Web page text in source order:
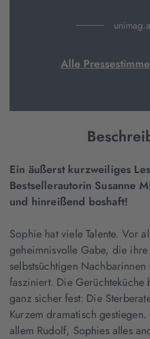
Alle
Ein äußerst kurzweiliges
Bestsellerautorin Susanne
und hinreißend boshaft!
Sophie hat viele Talente. Vor
geheimnisvolle Gabe, die
selbstsüchtigen
fasziniert. Die Gerüchteküche
ganz sicher fest: Die
Kurzem dramatisch
allem Rudolf, Sophies alles